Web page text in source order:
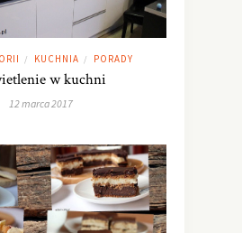
/ KUCHNIA / PORADY
w kuchni
12 marca 2017